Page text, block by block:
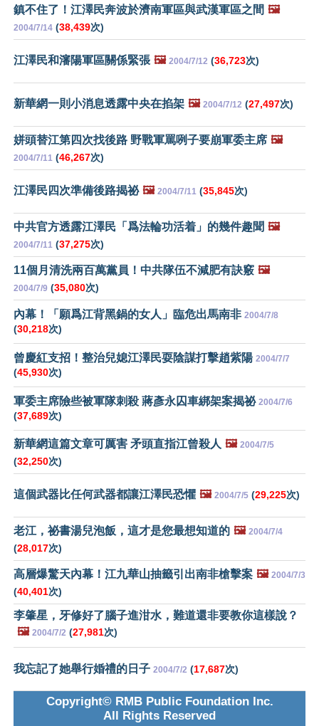
鎮不住了！江澤民奔波於濟南軍區與武漢軍區之間 🖼️
2004/7/14 (38,439次)
江澤民和瀋陽軍區關係緊張 🖼️ 2004/7/12 (36,723次)
新華網一則小消息透露中央在掐架 🖼️ 2004/7/12 (27,497次)
姘頭替江第四次找後路 野戰軍罵咧子要崩軍委主席 🖼️
2004/7/11 (46,267次)
江澤民四次準備後路揭祕 🖼️ 2004/7/11 (35,845次)
中共官方透露江澤民「爲法輪功活着」的幾件趣聞 🖼️
2004/7/11 (37,275次)
11個月清洗兩百萬黨員！中共隊伍不減肥有訣竅 🖼️
2004/7/9 (35,080次)
內幕！「願爲江背黑鍋的女人」臨危出馬南非 2004/7/8
(30,218次)
曾慶紅支招！整治兒媳江澤民耍陰謀打擊趙紫陽 2004/7/7
(45,930次)
軍委主席險些被軍隊刺殺 蔣彥永囚車綁架案揭祕 2004/7/6
(37,689次)
新華網這篇文章可厲害 矛頭直指江曾殺人 🖼️ 2004/7/5
(32,250次)
這個武器比任何武器都讓江澤民恐懼 🖼️ 2004/7/5 (29,225次)
老江，祕書湯兒泡飯，這才是您最想知道的 🖼️ 2004/7/4
(28,017次)
高層爆驚天內幕！江九華山抽籤引出南非槍擊案 🖼️ 2004/7/3
(40,401次)
李肇星，牙修好了腦子進泔水，難道還非要教你這樣說？
🖼️ 2004/7/2 (27,981次)
我忘記了她舉行婚禮的日子 2004/7/2 (17,687次)
Copyright© RMB Public Foundation Inc.
All Rights Reserved